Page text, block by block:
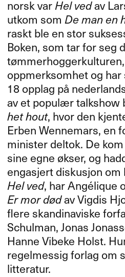
norsk varHel vedav
utkom somDe man en
raskt ble en stor
Boken, som tar for seg
oppmerksomhet og
18 opplag på
av et populær talkshow
het hout, hvor den
Erben Wennemars, en
minister deltok. De
sine egne økser, og
engasjert diskusjon om
Hel ved, har Angélique
Er mor dødav Vigdis
flere skandinaviske
Schulman, Jonas
Hanne Vibeke Holst.
regelmessig forlag om
litteratur.